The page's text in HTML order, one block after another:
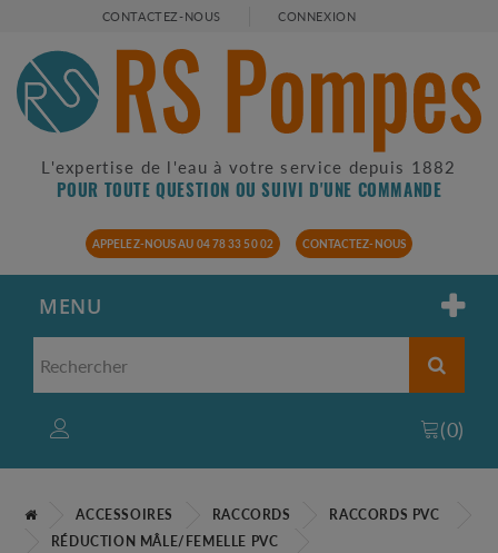
CONTACTEZ-NOUS CONNEXION
L'expertise de l'eau à votre service depuis 1882
POUR TOUTE QUESTION OU SUIVI D'UNE COMMANDE
APPELEZ-NOUS AU 04 78 33 50 02 CONTACTEZ-NOUS
MENU
(0)
ACCESSOIRES RACCORDS
RACCORDS PVC
RÉDUCTION MÂLE/FEMELLE PVC